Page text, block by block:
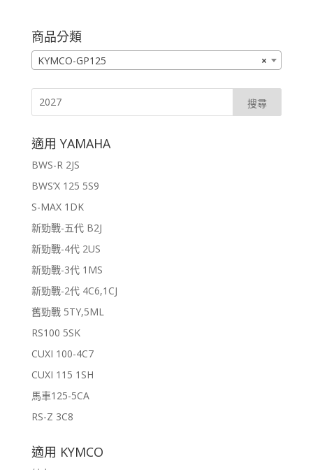
商品分類
×
KYMCO-GP125
適用 YAMAHA
BWS-R 2JS
BWS’X 125 5S9
S-MAX 1DK
新勁戰-五代 B2J
新勁戰-4代 2US
新勁戰-3代 1MS
新勁戰-2代 4C6,1CJ
舊勁戰 5TY,5ML
RS100 5SK
CUXI 100-4C7
CUXI 115 1SH
馬車125-5CA
RS-Z 3C8
適用 KYMCO